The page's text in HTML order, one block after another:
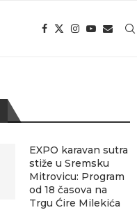
EXPO karavan sutra
stiže u Sremsku
Mitrovicu: Program
od 18 časova na
Trgu Ćire Milekića